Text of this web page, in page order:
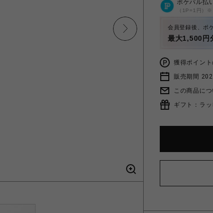
ポケパル払
（1P=1円）※
会員登録後、ポ
最大1,500円
獲得ポイン
販売期間
この商品につ
ギフト：ラ